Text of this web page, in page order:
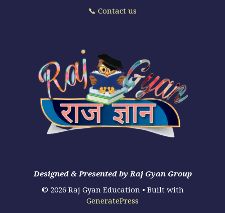
📞 Contact us
Designed & Presented by Raj Gyan Group
© 2026 Raj Gyan Education • Built with
GeneratePress